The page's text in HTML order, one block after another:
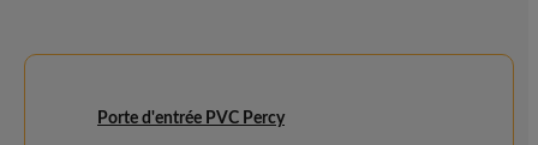
Porte d'entrée PVC Percy